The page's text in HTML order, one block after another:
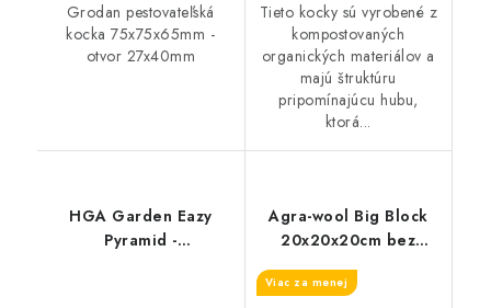
Grodan pestovateľská
kocka 75x75x65mm -
otvor 27x40mm
Tieto kocky sú vyrobené z
kompostovaných
organických materiálov a
majú štruktúru
pripomínajúcu hubu,
ktorá...
HGA Garden Eazy
Pyramid -
Agra-wool Big Block
20x20x20cm bez
otvoru
Viac za menej